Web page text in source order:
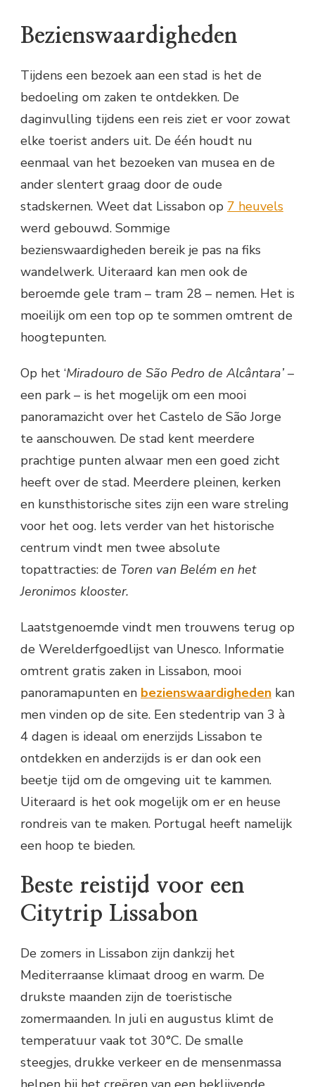
Bezienswaardigheden
Tijdens een bezoek aan een stad is het de
bedoeling om zaken te ontdekken. De
daginvulling tijdens een reis ziet er voor zowat
elke toerist anders uit. De één houdt nu
eenmaal van het bezoeken van musea en de
ander slentert graag door de oude
stadskernen. Weet dat Lissabon op 7 heuvels
werd gebouwd. Sommige
bezienswaardigheden bereik je pas na fiks
wandelwerk. Uiteraard kan men ook de
beroemde gele tram – tram 28 – nemen. Het is
moeilijk om een top op te sommen omtrent de
hoogtepunten.
Op het ‘Miradouro de São Pedro de Alcântara’ –
een park – is het mogelijk om een mooi
panoramazicht over het Castelo de São Jorge
te aanschouwen. De stad kent meerdere
prachtige punten alwaar men een goed zicht
heeft over de stad. Meerdere pleinen, kerken
en kunsthistorische sites zijn een ware streling
voor het oog. Iets verder van het historische
centrum vindt men twee absolute
topattracties: de Toren van Belém en het
Jeronimos klooster.
Laatstgenoemde vindt men trouwens terug op
de Werelderfgoedlijst van Unesco. Informatie
omtrent gratis zaken in Lissabon, mooi
panoramapunten en bezienswaardigheden kan
men vinden op de site. Een stedentrip van 3 à
4 dagen is ideaal om enerzijds Lissabon te
ontdekken en anderzijds is er dan ook een
beetje tijd om de omgeving uit te kammen.
Uiteraard is het ook mogelijk om er en heuse
rondreis van te maken. Portugal heeft namelijk
een hoop te bieden.
Beste reistijd voor een
Citytrip Lissabon
De zomers in Lissabon zijn dankzij het
Mediterraanse klimaat droog en warm. De
drukste maanden zijn de toeristische
zomermaanden. In juli en augustus klimt de
temperatuur vaak tot 30°C. De smalle
steegjes, drukke verkeer en de mensenmassa